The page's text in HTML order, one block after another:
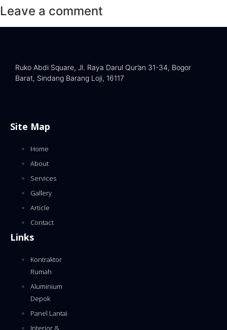
Leave a comment
Ruko Abdi Square, Jl. Raya Darul Qur’an 31-34, Bogor
Barat, Sindang Barang Loji, 16117
Site Map
Home
About
Services
Gallery
Article
Contact
Links
Kontraktor
Rumah
Aluminium
Depok
Panel Lantai
Interior &